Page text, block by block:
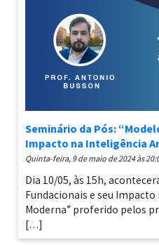
Seminário da Pós:
Impacto na Inteligência
quinta-feira, 9 de maio de 2024 às
Dia 10/05, às 15h,
Fundacionais e seu
Moderna” proferido pelos
[…]